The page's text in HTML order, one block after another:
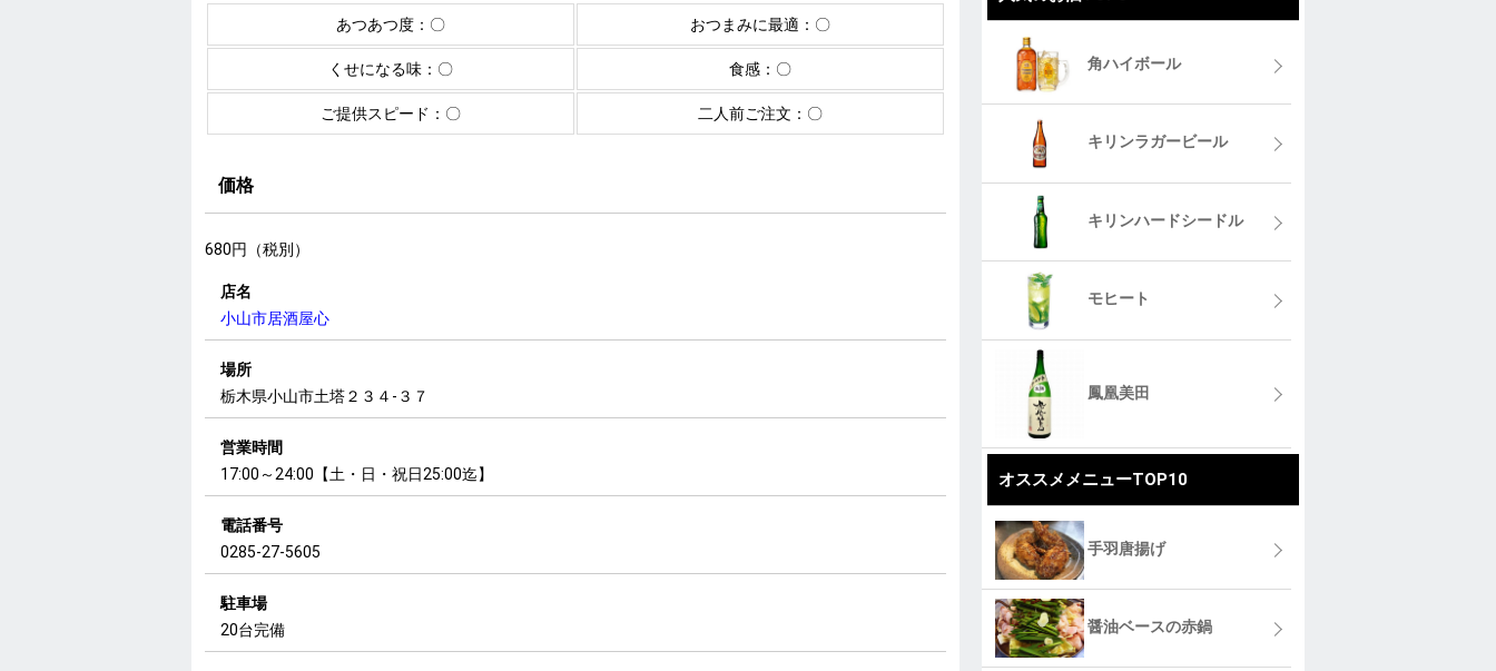
あつあつ度：〇 おつまみに最適：〇
くせになる味：〇 食感：〇
ご提供スピード：〇 二人前ご注文：〇
価格
680円（税別）
店名
小山市居酒屋心
場所
栃木県小山市土塔２３４-３７
営業時間
17:00～24:00【土・日・祝日25:00迄】
電話番号
0285-27-5605
駐車場
20台完備
角ハイボール
キリンラガービール
キリンハードシードル
モヒート
鳳凰美田
オススメメニューTOP10
手羽唐揚げ
醤油ベースの赤鍋